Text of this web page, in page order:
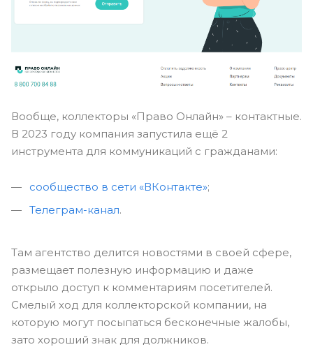
Вообще, коллекторы «Право Онлайн» – контактные.
В 2023 году компания запустила ещё 2
инструмента для коммуникаций с гражданами:
сообщество в сети «ВКонтакте»;
Телеграм-канал.
Там агентство делится новостями в своей сфере,
размещает полезную информацию и даже
открыло доступ к комментариям посетителей.
Смелый ход для коллекторской компании, на
которую могут посыпаться бесконечные жалобы,
зато хороший знак для должников.